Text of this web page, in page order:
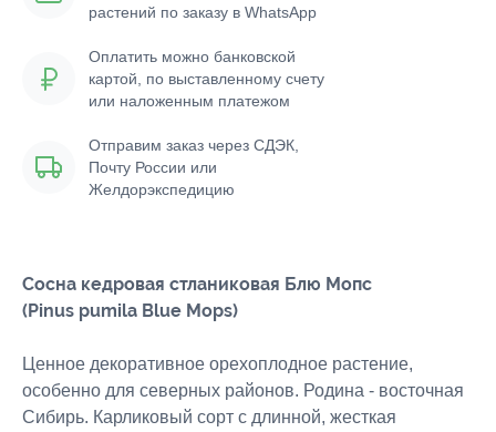
растений по заказу в WhatsApp
Отправим заказ через СДЭК,
Почту России или
Желдорэкспедицию
Оплатить можно банковской
картой, по выставленному счету
или наложенным платежом
Сосна кедровая стланиковая Блю Мопс
(Pinus pumila Blue Mops)
Ценное декоративное орехоплодное растение,
особенно для северных районов. Родина - восточная
Сибирь. Карликовый сорт с длинной, жесткая